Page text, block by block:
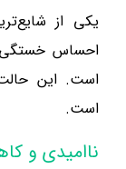
یکی از
احساس خستگی
است. این
است.
ناامیدی و